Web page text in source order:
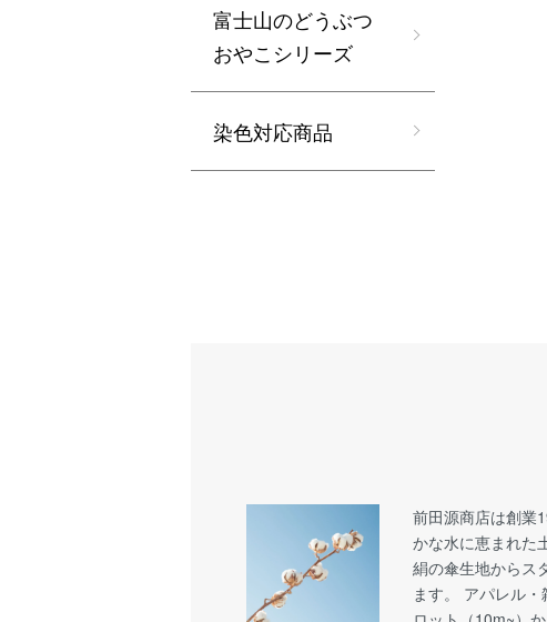
富士山のどうぶつ
おやこシリーズ
染色対応商品
前田源商店は創業
かな水に恵まれた
絹の傘生地からス
ます。 アパレル